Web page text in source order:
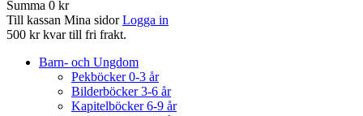
Summa 0 kr
Till kassan Mina sidor Logga in
500 kr kvar till fri frakt.
Barn- och Ungdom
Pekböcker 0-3 år
Bilderböcker 3-6 år
Kapitelböcker 6-9 år